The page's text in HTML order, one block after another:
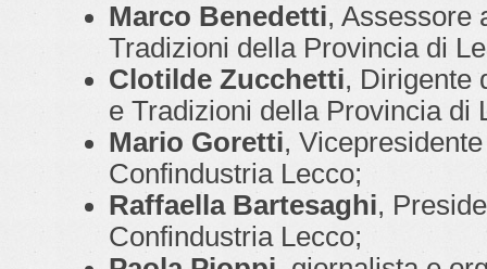
Marco Benedetti, Assessore
Tradizioni della Provincia di
Clotilde Zucchetti, Dirigente
e Tradizioni della Provincia di
Mario Goretti,
Confindustria Lecco;
Raffaella Bartesaghi,
Confindustria Lecco;